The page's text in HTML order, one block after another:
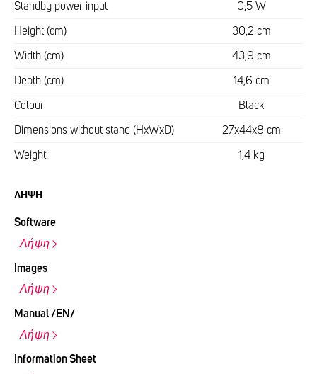
Standby power input 0,5 W
Height (cm) 30,2 cm
Width (cm) 43,9 cm
Depth (cm) 14,6 cm
Colour Black
Dimensions without stand (HxWxD) 27x44x8 cm
Weight 1,4 kg
ΛΉΨΗ
Software
Λήψη
Images
Λήψη
Manual /EN/
Λήψη
Information Sheet